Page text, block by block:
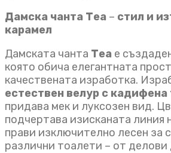
Дамска чанта Теа – стил и
карамел
Дамската чанта Теа е
която обича елегантната
качествената изработка.
естествен велур с кадифена
придава мек и луксозен вид.
подчертава изисканата линия
прави изключително лесен за
различни тоалети – от